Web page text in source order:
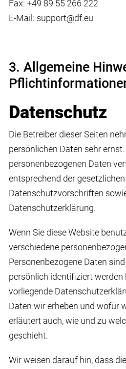
Fax: +49 89 55 266 222
E-Mail: support@df.eu
3. Allgemeine
Datenschutz
Die Betreiber dieser Seiten
persönlichen Daten sehr
personenbezogenen Daten
entsprechend der gesetzlichen
Datenschutzvorschriften
Datenschutzerklärung.
Wenn Sie diese Website
verschiedene
Personenbezogene Daten
persönlich identifiziert werden
vorliegende
Daten wir erheben und wofür
erläutert auch, wie und zu
geschieht.
Wir weisen darauf hin, dass